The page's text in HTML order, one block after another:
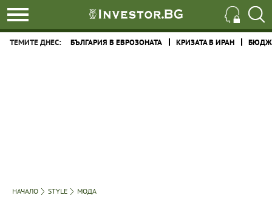
ТЕМИТЕ ДНЕС: БЪЛГАРИЯ В ЕВРОЗОНАТА КРИЗАТА В ИРАН
НАЧАЛО STYLE МОДА